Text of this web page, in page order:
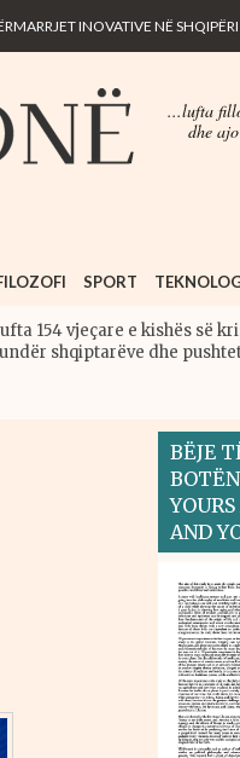
INOVATIVE NË SHQIPËRI
...lufta
dhe
SPORT
154 vjeçare e kishës së
shqiptarëve dhe
BËJE
AND